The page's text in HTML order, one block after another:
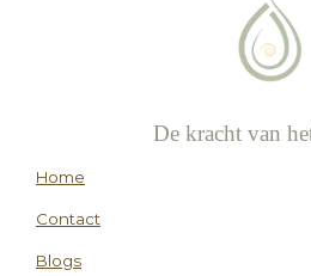
De kracht van
Home
Contact
Blogs